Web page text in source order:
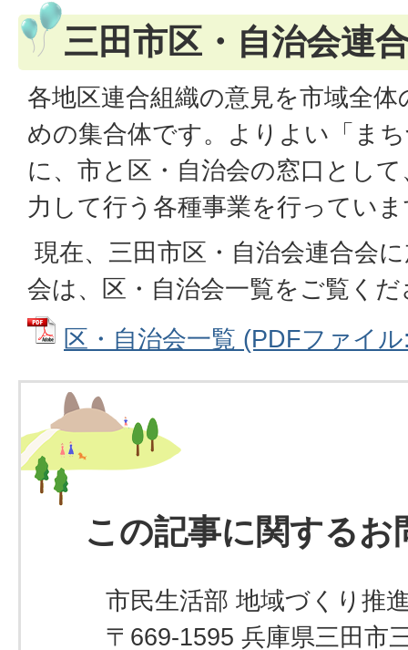
三田市区・自治会連
各地区連合組織の意見を市域全
めの集合体です。よりよい「ま
に、市と区・自治会の窓口とし
力して行う各種事業を行ってい
現在、三田市区・自治会連合会
会は、区・自治会一覧をご覧く
区・自治会一覧 (PDFファイ
この記事に関するお
市民生活部 地域づくり推
〒669-1595 兵庫県三田市